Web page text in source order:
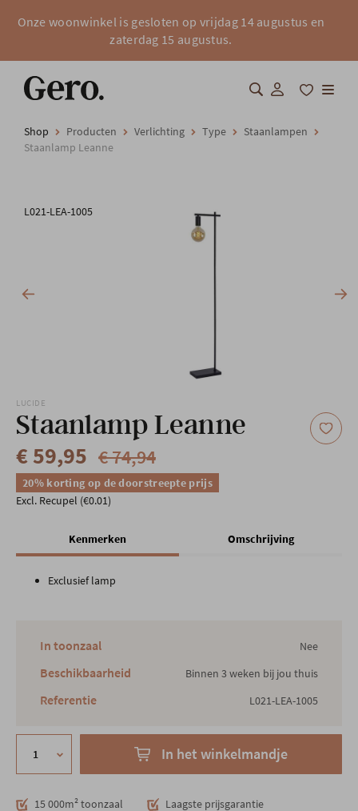
Onze woonwinkel is gesloten op vrijdag 14 augustus en
zaterdag 15 augustus.
Shop
Shop Producten Verlichting Type
Staanlampen
Staanlamp Leanne
L021-LEA-1005
LUCIDE
Staanlamp Leanne
€ 59,95 € 74,94
20% korting op de doorstreepte prijs
Excl. Recupel (€0.01)
Kenmerken Omschrijving
Exclusief lamp
In toonzaal Nee
Beschikbaarheid Binnen 3 weken bij jou thuis
Referentie L021-LEA-1005
In het winkelmandje
15 000m² toonzaal
Laagste prijsgarantie